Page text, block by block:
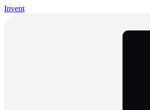
Invent